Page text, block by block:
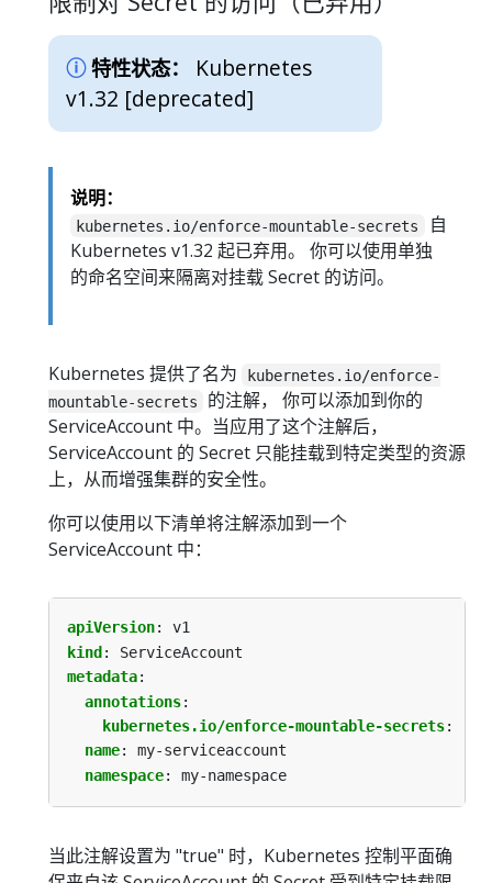
特性状态：
Kubernetes
v1.32 [deprecated]
说明：
kubernetes.io/enforce-mountable-secrets
自
Kubernetes v1.32 起已弃用。 你可以使用单独
的命名空间来隔离对挂载 Secret 的访问。
Kubernetes 提供了名为
kubernetes.io/enforce-
mountable-secrets
的注解， 你可以添加到你的
ServiceAccount 中。当应用了这个注解后，
ServiceAccount 的 Secret 只能挂载到特定类型的资源
上，从而增强集群的安全性。
你可以使用以下清单将注解添加到一个
ServiceAccount 中：
apiVersion:
v1
kind :
ServiceAccount
metadata:
annotations:
kubernetes.io/enforce-mountable-secrets:
name:
my-serviceaccount
namespace: my-namespace
当此注解设置为 "true" 时，Kubernetes 控制平面确